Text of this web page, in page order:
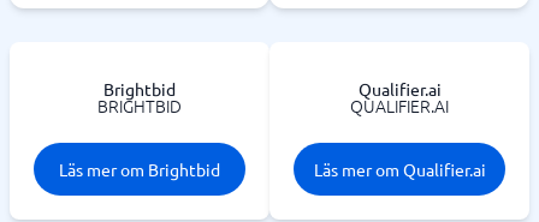
Brightbid
BRIGHTBID
Läs mer om Brightbid
Qualifier.ai
QUALIFIER.AI
Läs mer om Qualifier.ai